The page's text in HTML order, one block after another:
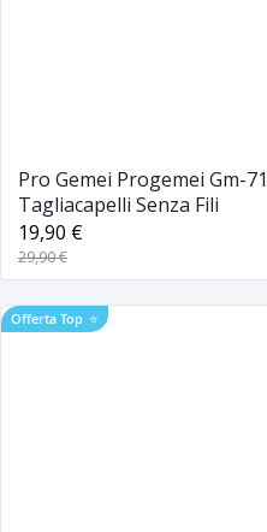
Pro Gemei Progemei Gm-
Tagliacapelli Senza Fili
19,90 €
29,90 €
Offerta Top ⭐